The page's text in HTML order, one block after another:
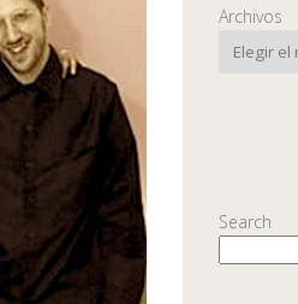
Archivos
Search